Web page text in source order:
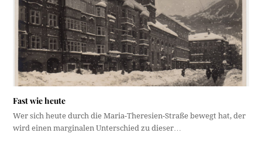
Fast wie heute
Wer sich heute durch die Maria-Theresien-Straße bewegt hat, der
wird einen marginalen Unterschied zu dieser…